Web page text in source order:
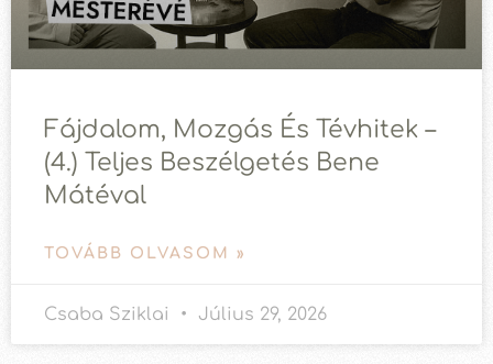
Fájdalom, Mozgás És Tévhitek –
(4.) Teljes Beszélgetés Bene
Mátéval
TOVÁBB OLVASOM »
Csaba Sziklai Július 29, 2026